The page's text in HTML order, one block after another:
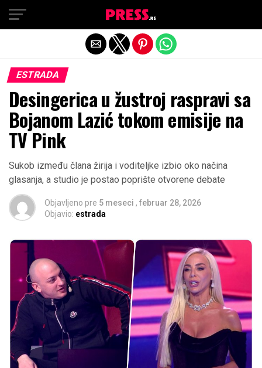
ESTRADA
Desingerica u žustroj raspravi sa
Bojanom Lazić tokom emisije na
TV Pink
Sukob između člana žirija i voditeljke izbio oko načina
glasanja, a studio je postao poprište otvorene debate
Objavljeno pre 5 meseci , februar 28, 2026
Objavio: estrada
Exit mobile version